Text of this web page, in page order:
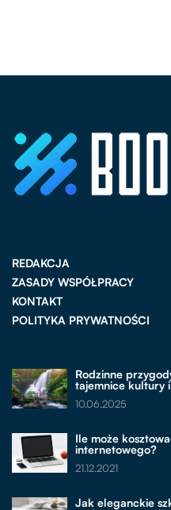
REDAKCJA
ZASADY WSPÓŁPRACY
KONTAKT
POLITYKA PRYWATNOŚCI
Rodzinne
tajemnice kultury
10.06.2025
Ile może
internetowego?
21.12.2021
Jak eleganckie